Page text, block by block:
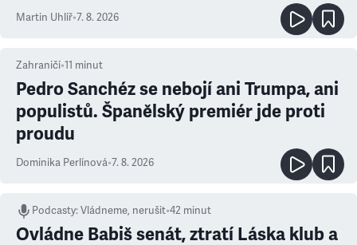
Martin Uhlíř•7. 8. 2026
Zahraničí•11 minut
Pedro Sanchéz se nebojí ani Trumpa, ani
populistů. Španělský premiér jde proti
proudu
Dominika Perlínová•7. 8. 2026
Podcasty:Vládneme, nerušit•42 minut
Ovládne Babiš senát, ztratí Láska klub a